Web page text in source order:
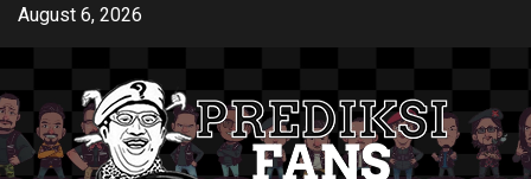
SkipAugust 6, 2026